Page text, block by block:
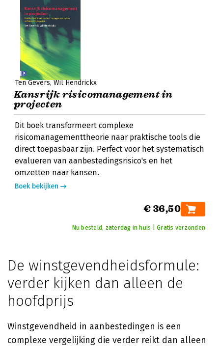
Ten Gevers Wil Hendrickx
Kansrijk risicomanagement in
projecten
Dit boek transformeert complexe
risicomanagementtheorie naar praktische tools die
direct toepasbaar zijn. Perfect voor het systematisch
evalueren van aanbestedingsrisico's en het
omzetten naar kansen.
Boek bekijken
€ 36,50
Nu besteld, zaterdag in huis | Gratis verzonden
De winstgevendheidsformule:
verder kijken dan alleen de
hoofdprijs
Winstgevendheid in aanbestedingen is een
complexe vergelijking die verder reikt dan alleen